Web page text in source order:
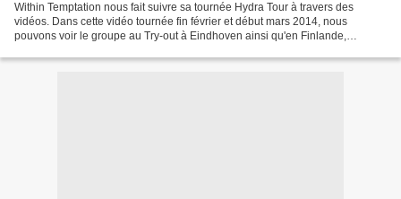
Within Temptation nous fait suivre sa tournée Hydra Tour à travers des
vidéos. Dans cette vidéo tournée fin février et début mars 2014, nous
pouvons voir le groupe au Try-out à Eindhoven ainsi qu'en Finlande,